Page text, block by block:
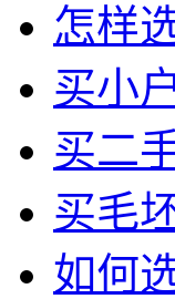
怎样
买小
买二
买毛
如何